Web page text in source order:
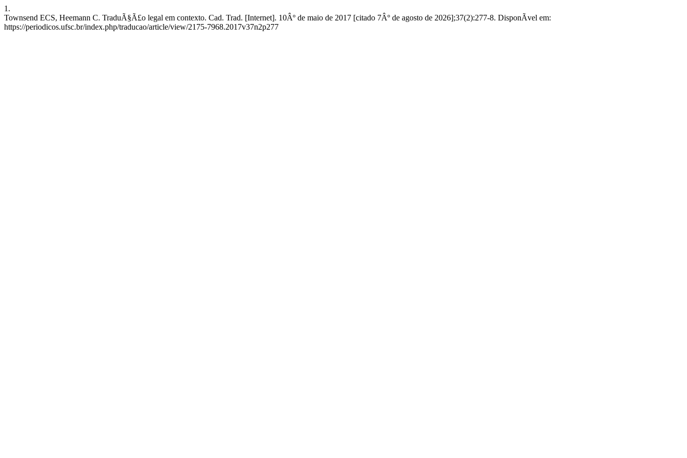
1.
Townsend ECS, Heemann C. TraduÃ§Ã£o legal em contexto. Cad. Trad. [Internet]. 10Âº de maio de 2017 [citado 7Âº de agosto de 2026];37(2):277-8. DisponÃ­vel em:
https://periodicos.ufsc.br/index.php/traducao/article/view/2175-7968.2017v37n2p277